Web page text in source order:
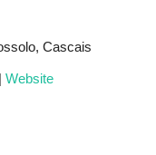
Cascais
| Website